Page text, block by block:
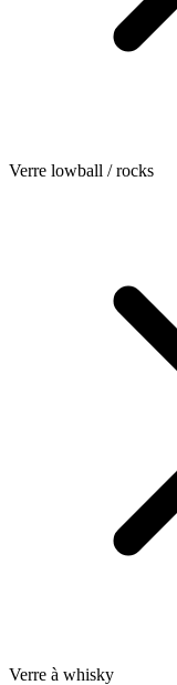
Verre lowball / rocks
Verre à whisky